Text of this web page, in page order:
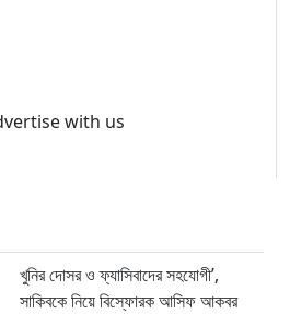
খুনির দোসর ও ফ্যাসিবাদের সহযোগী’,
সাকিবকে নিয়ে বিস্ফোরক আসিফ আকবর